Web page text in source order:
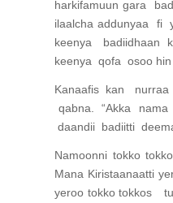
harkifamuun gara
ilaalcha addunyaa fi
keenya badiidhaan
keenya qofa osoo hin
Kanaafis kan
qabna. “Akka nama
daandii badiitti
Namoonni tokko
Mana Kiristaanaatti
yeroo tokko tokkos